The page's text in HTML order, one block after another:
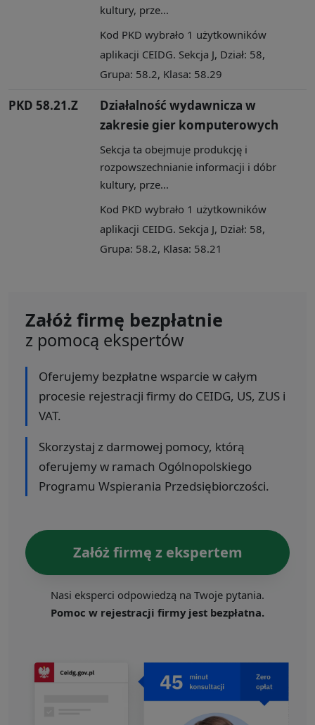
kultury, prze...
Kod PKD wybrało 1 użytkowników
aplikacji CEIDG. Sekcja J, Dział: 58,
Grupa: 58.2, Klasa: 58.29
PKD 58.21.Z
Działalność wydawnicza w
zakresie gier komputerowych
Sekcja ta obejmuje produkcję i
rozpowszechnianie informacji i dóbr
kultury, prze...
Kod PKD wybrało 1 użytkowników
aplikacji CEIDG. Sekcja J, Dział: 58,
Grupa: 58.2, Klasa: 58.21
Załóż firmę bezpłatnie
z pomocą ekspertów
Oferujemy bezpłatne wsparcie w całym
procesie rejestracji firmy do CEIDG, US, ZUS i
VAT.
Skorzystaj z darmowej pomocy, którą
oferujemy w ramach Ogólnopolskiego
Programu Wspierania Przedsiębiorczości.
Załóż firmę z ekspertem
Nasi eksperci odpowiedzą na Twoje pytania.
Pomoc w rejestracji firmy jest bezpłatna.